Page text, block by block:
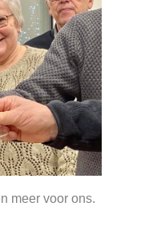
meer voor ons.